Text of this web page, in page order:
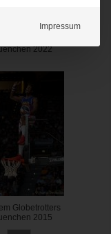
2022
Globetrotters
2015
Impressum